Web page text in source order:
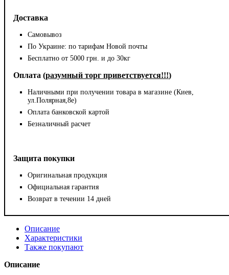
Доставка
Самовывоз
По Украине: по тарифам Новой почты
Бесплатно от 5000 грн. и до 30кг
Оплата (разумный торг приветствуется!!!)
Наличными при получении товара в магазине (Киев,
ул.Полярная,8е)
Оплата банковской картой
Безналичный расчет
Защита покупки
Оригинальная продукция
Официальная гарантия
Возврат в течении 14 дней
Описание
Характеристики
Также покупают
Описание